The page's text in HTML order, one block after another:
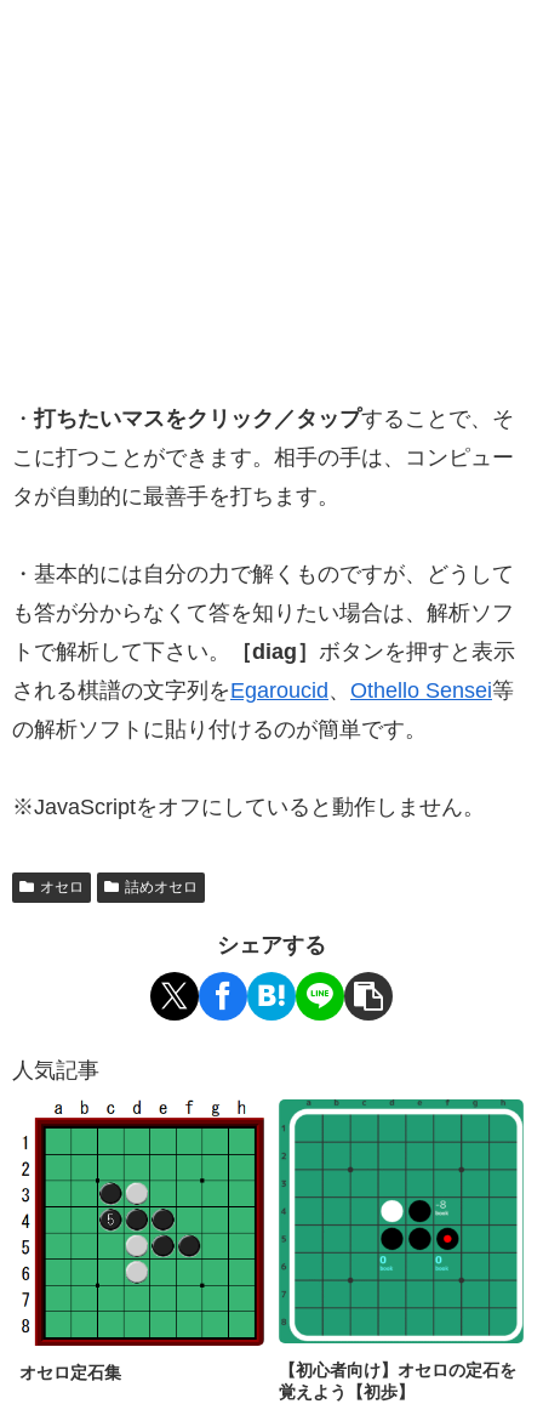
・打ちたいマスをクリック／タップすることで、そ
こに打つことができます。相手の手は、コンピュー
タが自動的に最善手を打ちます。
・基本的には自分の力で解くものですが、どうして
も答が分からなくて答を知りたい場合は、解析ソフ
トで解析して下さい。
［diag］ ボタンを押すと表示
される棋譜の文字列をEgaroucid、 Othello Sensei等
の解析ソフトに貼り付けるのが簡単です。
※JavaScriptをオフにしていると動作しません。
オセロ 詰めオセロ
シェアする
人気記事
オセロ定石集
【初心者向け】オセロの定石を
覚えよう【初歩】